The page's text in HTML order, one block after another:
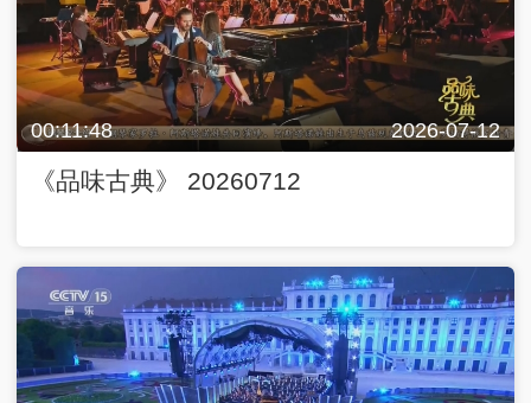
00:11:48 2026-07-12
《品味古典》 20260712